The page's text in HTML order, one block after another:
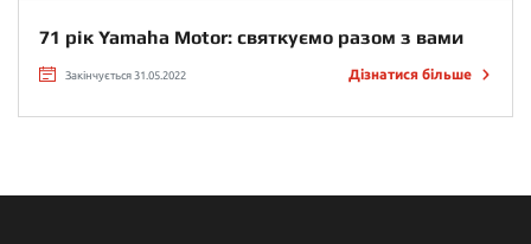
71 рік Yamaha Motor: святкуємо разом з вами
Закінчується 31.05.2022 Дізнатися більше